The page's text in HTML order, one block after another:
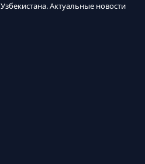
Актуальные новости